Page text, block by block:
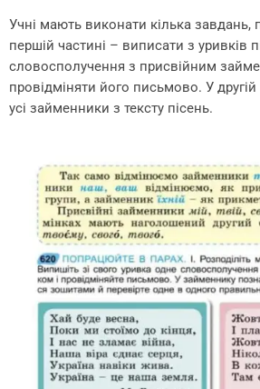
Учні мають виконати кілька
першій частині – виписати з уривків
словосполучення з присвійним
провідміняти його письмово. У
усі займенники з тексту пісень.